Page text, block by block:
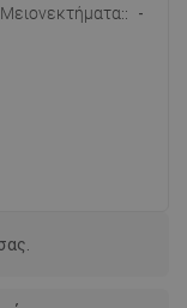
Μειονεκτήματα: -